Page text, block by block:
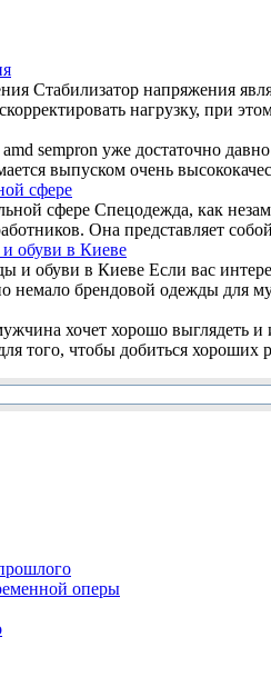
Стабилизатор напряжения
нагрузку, при
sempron уже достаточно
выпуском очень
сфере
Спецодежда, как
Она представляет
обуви в Киеве
Если вас
немало брендовой одежды
хочет хорошо выглядеть и
того, чтобы добиться хороших
оперы